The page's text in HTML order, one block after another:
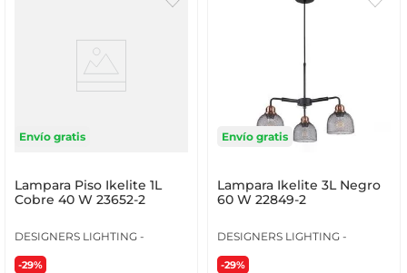
Envío gratis
Lampara Piso Ikelite 1L
Cobre 40 W 23652-2
DESIGNERS LIGHTING -
-29%
Envío gratis
Lampara Ikelite 3L Negro
60 W 22849-2
DESIGNERS LIGHTING -
-29%